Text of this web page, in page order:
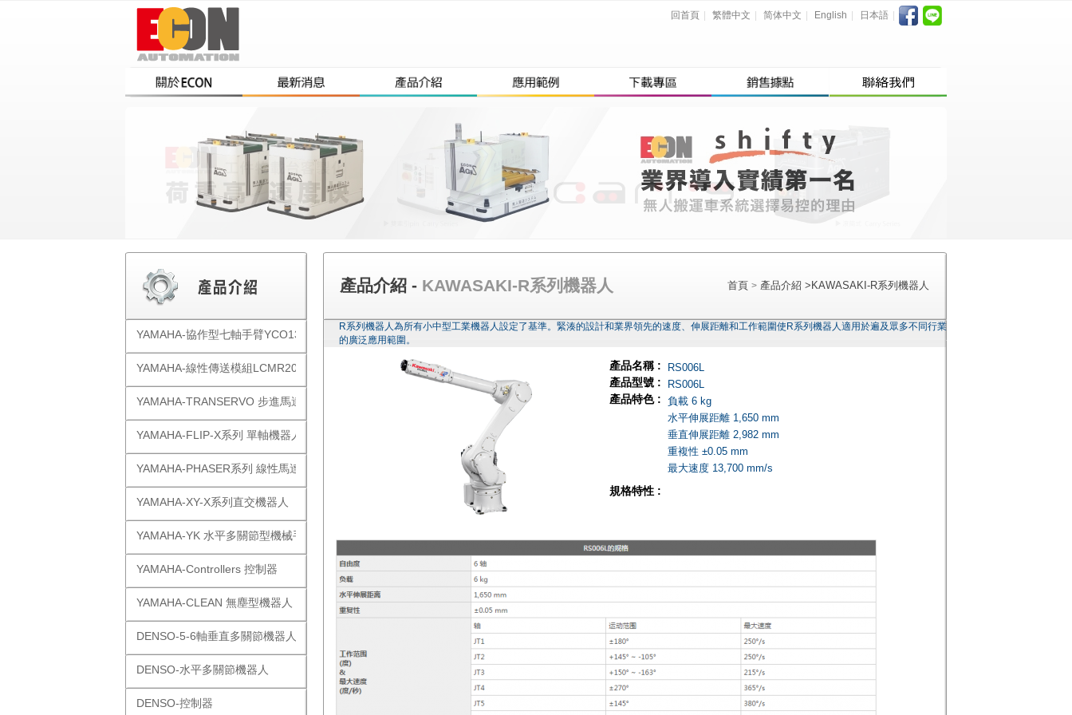
回首頁 繁體中文 简体中文 English 日本語
YAMAHA-協作型七軸手臂YCO1300
YAMAHA-線性傳送模組LCMR200
YAMAHA-TRANSERVO 步進馬達單軸
YAMAHA-FLIP-X系列 單軸機器人
YAMAHA-PHASER系列 線性馬達
YAMAHA-XY-X系列直交機器人
YAMAHA-YK 水平多關節型機械手
YAMAHA-Controllers 控制器
YAMAHA-CLEAN 無塵型機器人
DENSO-5-6軸垂直多關節機器人
DENSO-水平多關節機器人
DENSO-控制器
產品介紹 - KAWASAKI-R系列機器人 首頁 > 產品介紹 > KAWASAKI-R系列機器人
R系列機器人為所有小中型工業機器人設定了基準。緊湊的設計和業界領先的速度、伸展距離和工作範圍使R系列機器人適用於遍及眾多不同行業
的廣泛應用範圍。
產品名稱 : RS006L
產品型號 : RS006L
產品特色 : 負載 6 kg
水平伸展距離 1,650 mm
垂直伸展距離 2,982 mm
重複性 ±0.05 mm
最大速度 13,700 mm/s
規格特性 :